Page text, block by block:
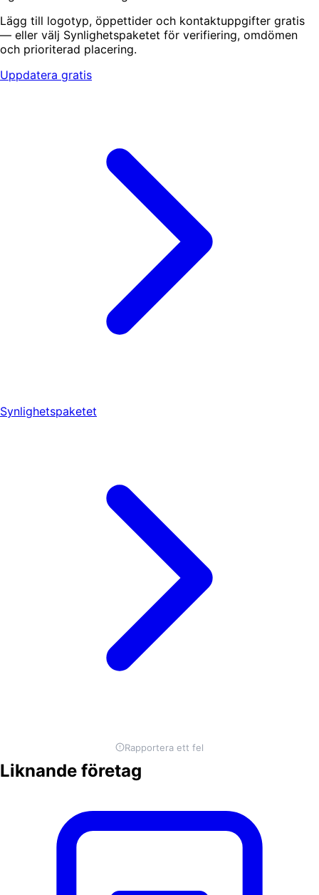
Lägg till logotyp, öppettider och kontaktuppgifter gratis
— eller välj Synlighetspaketet för verifiering, omdömen
och prioriterad placering.
Uppdatera gratis
Synlighetspaketet
Rapportera ett fel
Liknande företag